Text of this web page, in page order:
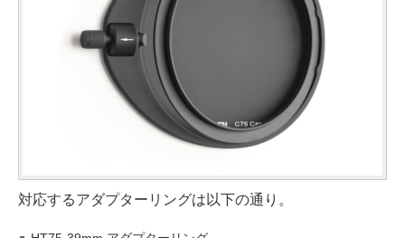
対応するアダプターリングは以下の通り。